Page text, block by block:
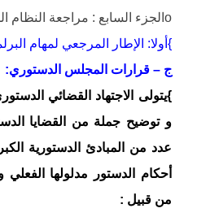
oالجزء السابع : مراجعة النظام الداخلي للمجلس .
}أولا: الإطار المرجعي لمهام
ج – قرارات المجلس الدستوري:
}يتولى الاجتهاد القضائي
و توضيح جملة من القضايا
عدد من المبادئ الدستورية
أحكام الدستور مدلولها
من قبيل :